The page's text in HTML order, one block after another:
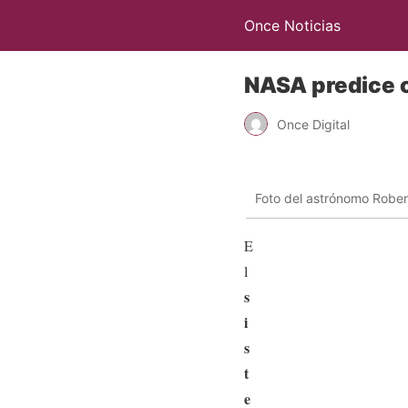
Once Noticias
NASA predice
Once Digital
Foto del astrónomo
E
l
s
i
s
t
e